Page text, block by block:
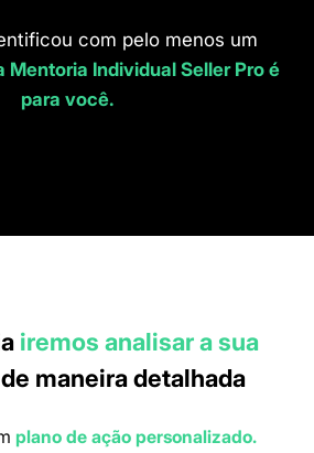
com pelo menos um
Mentoria Individual Seller Pro é
para você.
iremos analisar a sua
maneira detalhada
plano de ação personalizado.